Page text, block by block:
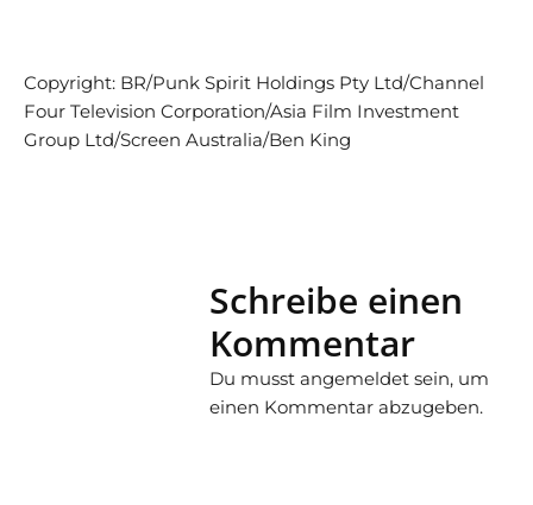
Copyright: BR/Punk Spirit Holdings Pty Ltd/Channel
Four Television Corporation/Asia Film Investment
Group Ltd/Screen Australia/Ben King
Schreibe einen
Kommentar
Du musst angemeldetsein, um
einen Kommentar abzugeben.